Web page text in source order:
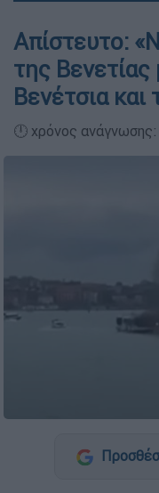
Απίστευτο:
της
Βενέτσια
🕛 χρόνος